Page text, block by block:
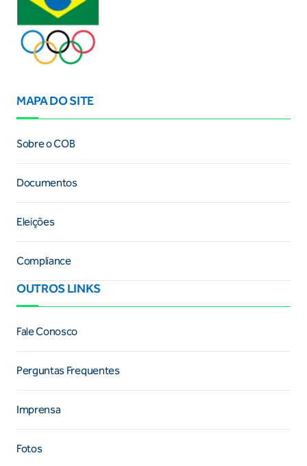
MAPA DO SITE
Sobre o COB
Documentos
Eleições
Compliance
OUTROS LINKS
Fale Conosco
Perguntas Frequentes
Imprensa
Fotos